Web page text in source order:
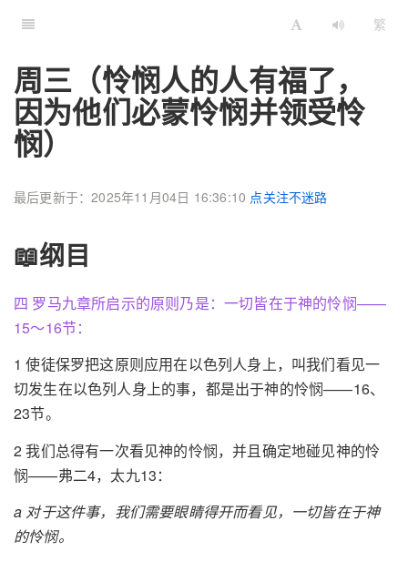
繁
周三（怜悯人的人有福了，
因为他们必蒙怜悯并领受怜
悯）
最后更新于：2025年11月04日 16:36:10 点关注不迷路
📖纲目
四 罗马九章所启示的原则乃是：一切皆在于神的怜悯——
15～16节：
1 使徒保罗把这原则应用在以色列人身上，叫我们看见一
切发生在以色列人身上的事，都是出于神的怜悯——16、
23节。
2 我们总得有一次看见神的怜悯，并且确定地碰见神的怜
悯——弗二4，太九13：
a 对于这件事，我们需要眼睛得开而看见，一切皆在于神
的怜悯。